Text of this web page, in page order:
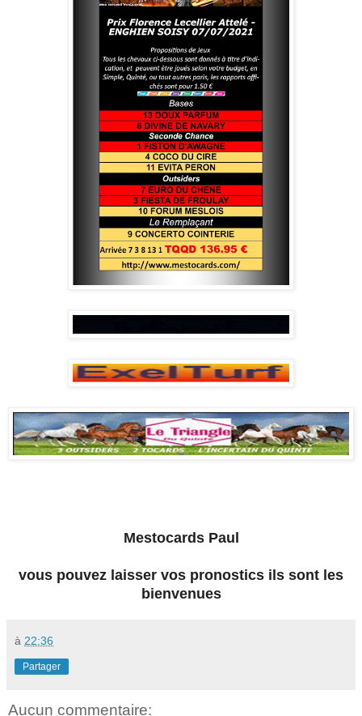
Mestocards Paul
vous pouvez laisser vos pronostics ils sont les
bienvenues
à 22:36
Partager
Aucun commentaire: